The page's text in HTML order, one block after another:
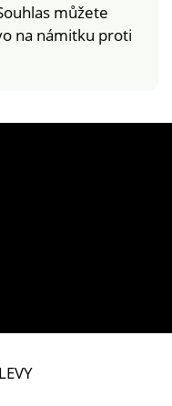
můžete
na námitku proti